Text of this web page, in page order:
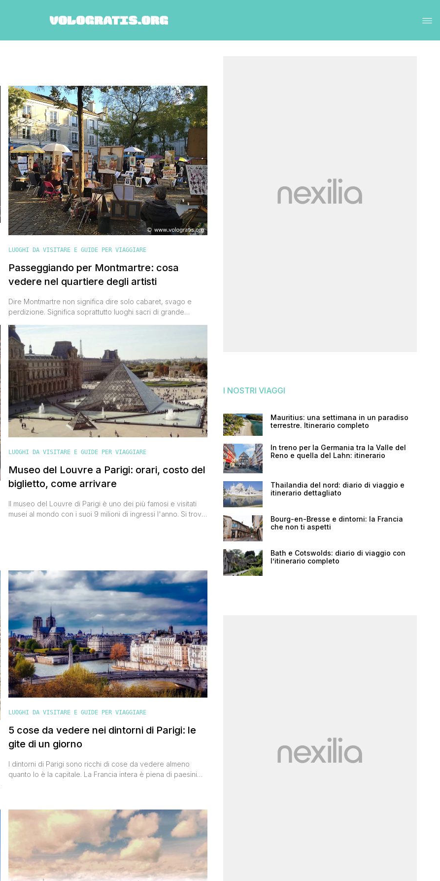
LUOGHI DA VISITARE E GUIDE PER VIAGGIARE
Passeggiando per Montmartre: cosa
vedere nel quartiere degli artisti
Dire Montmartre non significa dire solo cabaret, svago e
perdizione. Significa soprattutto luoghi sacri di grande
Il quartiere racchiude un'anima duplice, che nel tempo ne ha
accresciuto la fama e il fascino. I turisti che da ogni parte del
mondo si recano a Parigi non possono fare a [']
LUOGHI DA VISITARE E GUIDE PER VIAGGIARE
Museo del Louvre a Parigi: orari, costo del
biglietto, come arrivare
Il museo del Louvre di Parigi è uno dei più famosi e visitati
musei al mondo con i suoi 9 milioni di ingressi l'anno. Si trova
LUOGHI DA VISITARE E GUIDE PER VIAGGIARE
5 cose da vedere nei dintorni di Parigi: le
gite di un giorno
I dintorni di Parigi sono ricchi di cose da vedere almeno
quanto lo è la capitale. La Francia intera è piena di paesini
I NOSTRI VIAGGI
Mauritius: una settimana in un paradiso
terrestre. Itinerario completo
In treno per la Germania tra la Valle del
Reno e quella del Lahn: itinerario
Thailandia del nord: diario di viaggio e
itinerario dettagliato
Bourg-en-Bresse e dintorni: la Francia
che non ti aspetti
Bath e Cotswolds: diario di viaggio con
l’itinerario completo